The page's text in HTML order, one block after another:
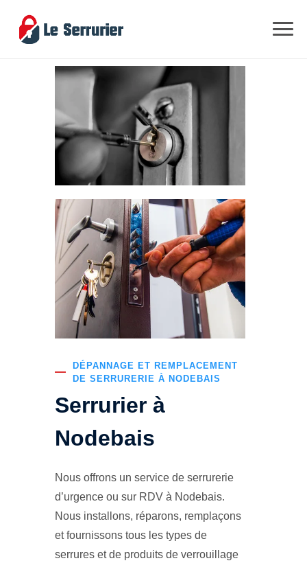
DÉPANNAGE ET REMPLACEMENT
DE SERRURERIE À NODEBAIS
Serrurier à
Nodebais
Nous offrons un service de serrurerie
d’urgence ou sur RDV à Nodebais.
Nous installons, réparons, remplaçons
et fournissons tous les types de
serrures et de produits de verrouillage